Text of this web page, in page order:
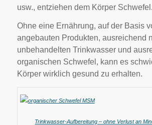
usw., entziehen dem Körper Schwefel.
Ohne eine Ernährung, auf der Basis
angebauten Produkten, ausreichend
unbehandelten Trinkwasser und
organischen Schwefel, kann es
Körper wirklich gesund zu erhalten.
Trinkwasser-Aufbereitung – ohne Verlust an